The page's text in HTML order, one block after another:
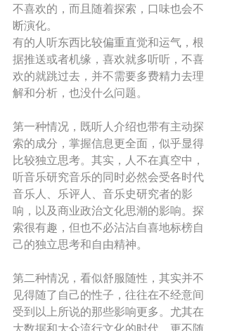
不喜欢的，而且随着探索，口味也会不
断演化。
有的人听东西比较偏重直觉和运气，根
据推送或者机缘，喜欢就多听听，不喜
欢的就跳过去，并不需要多费精力去理
解和分析，也没什么问题。
第一种情况，既听人介绍也带有主动探
索的成分，掌握信息更全面，似乎显得
比较独立思考。其实，人不在真空中，
听音乐研究音乐的同时必然会受各时代
音乐人、乐评人、音乐史研究者的影
响，以及商业政治文化思潮的影响。探
索很有趣，但也不必沾沾自喜地标榜自
己的独立思考和自由精神。
第二种情况，看似舒服随性，其实并不
见得随了自己的性子，往往在不经意间
受到以上所说的那些影响更多。尤其在